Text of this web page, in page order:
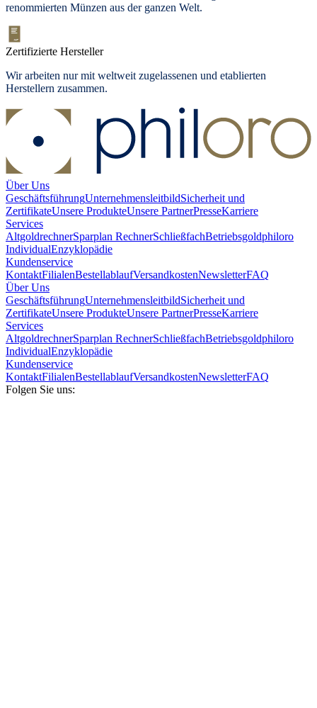
renommierten Münzen aus der ganzen Welt.
Zertifizierte Hersteller
Wir arbeiten nur mit weltweit zugelassenen und etablierten
Herstellern zusammen.
Über Uns
GeschäftsführungUnternehmensleitbildSicherheit und
ZertifikateUnsere ProdukteUnsere PartnerPresseKarriere
Services
AltgoldrechnerSparplan RechnerSchließfachBetriebsgoldphiloro
IndividualEnzyklopädie
Kundenservice
KontaktFilialenBestellablaufVersandkostenNewsletterFAQ
Über Uns
GeschäftsführungUnternehmensleitbildSicherheit und
ZertifikateUnsere ProdukteUnsere PartnerPresseKarriere
Services
AltgoldrechnerSparplan RechnerSchließfachBetriebsgoldphiloro
IndividualEnzyklopädie
Kundenservice
KontaktFilialenBestellablaufVersandkostenNewsletterFAQ
Folgen Sie uns: